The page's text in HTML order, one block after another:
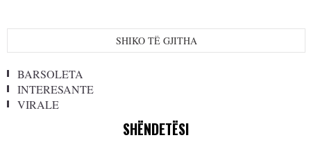
SHIKO TË GJITHA
BARSOLETA
INTERESANTE
VIRALE
SHËNDETËSI